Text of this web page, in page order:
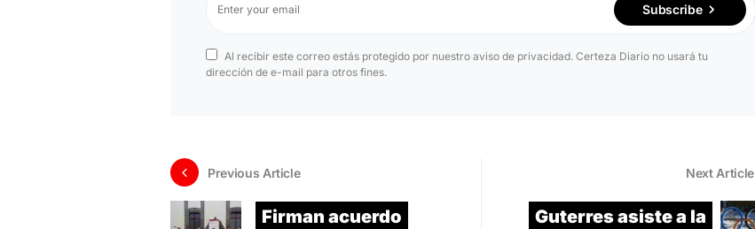
Subscribe
Al recibir este correo estás protegido por nuestro aviso de privacidad. Certeza Diario no usará tu
dirección de e-mail para otros fines.
Previous Article
Firman acuerdo
Next Article
Guterres asiste a la